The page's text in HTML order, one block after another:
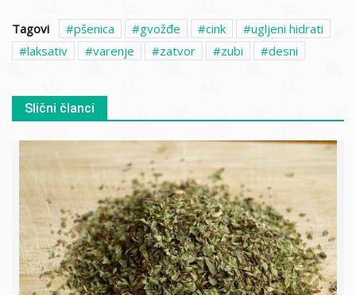
Tagovi pšenica gvožđe cink
ugljeni hidrati
laksativ
varenje zatvor zubi desni
Slični članci